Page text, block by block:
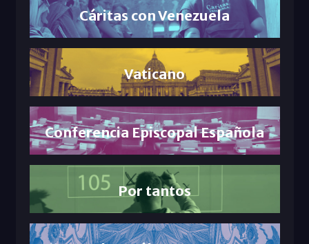
Cáritas con Venezuela
Vaticano
Conferencia Episcopal Española
Por tantos